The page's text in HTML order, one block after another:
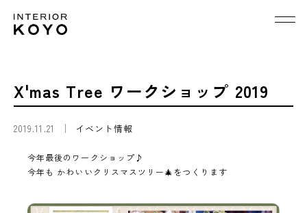
X'mas Tree ワークショップ 2019
2019.11.21 イベント情報
今年最後のワークショップ♪
今年も かわいいクリスマスツリー🎄をつくります